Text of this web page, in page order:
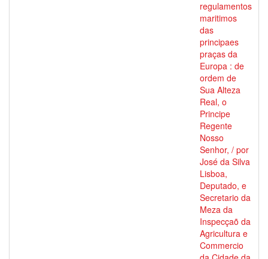
regulamentos
maritimos
das
principaes
praças da
Europa : de
ordem de
Sua Alteza
Real, o
Principe
Regente
Nosso
Senhor, / por
José da Silva
Lisboa,
Deputado, e
Secretario da
Meza da
Inspecçaõ da
Agricultura e
Commercio